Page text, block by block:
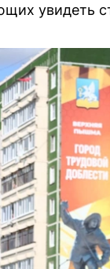
увидеть